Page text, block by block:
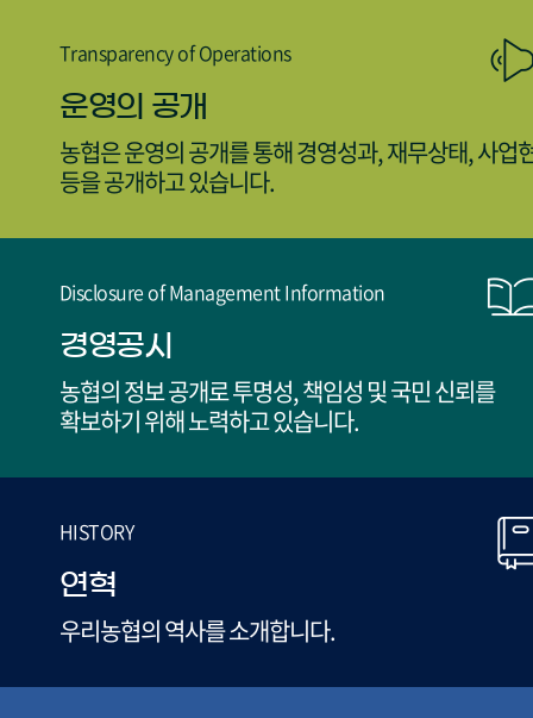
Transparency of Operations
운영의 공개
농협은 운영의 공개를 통해 경영성과, 재무상태, 사업
등을 공개하고 있습니다.
Disclosure of Management Information
경영공시
농협의 정보 공개로 투명성, 책임성 및 국민 신뢰를
확보하기 위해 노력하고 있습니다.
HISTORY
연혁
우리농협의 역사를 소개합니다.